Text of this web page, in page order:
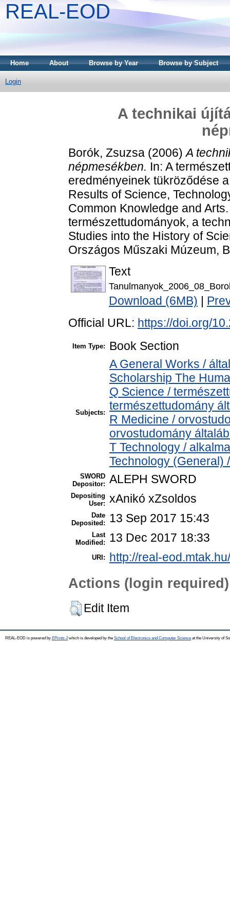
REAL-EOD
Home About Browse by Year Browse by Subject
Login
A technikai
Borók, Zsuzsa (2006)A
népmesékben. In: A
eredményeinek tükröződése
Results of Science,
Common Knowledge and
természettudományok, a
Studies into the History of
Országos Műszaki Múzeum,
Text
Download (6MB)
Official URL: https://doi.org/
Item Type: Book Section
Subjects:
A General Works /
Scholarship The
Q Science /
természettudomány
R Medicine /
orvostudomány
T Technology /
Technology (General)
SWORD
Depositor: ALEPH SWORD
Depositing
User: xAnikó xZsoldos
Date
Deposited:
13 Sep 2017 15:43
Last
Modified:
13 Dec 2017 18:33
URI: http://real-
Actions (login required)
Edit Item
REAL-EOD is powered by EPrints 3which is developed by the School of Electronics and Computer Science at the University of